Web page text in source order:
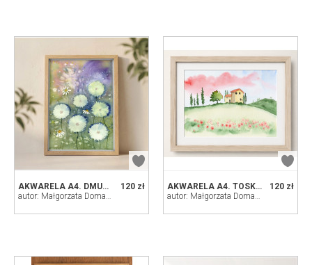
120 zł
AKWARELA A4. DMUCHAWCE
autor: Małgorzata Domańska ART
120 zł
AKWARELA A4. TOSKANIA
autor: Małgorzata Domańska ART